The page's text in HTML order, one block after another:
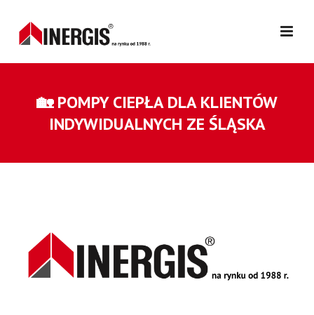
🏡 POMPY CIEPŁA DLA KLIENTÓW
INDYWIDUALNYCH ZE ŚLĄSKA